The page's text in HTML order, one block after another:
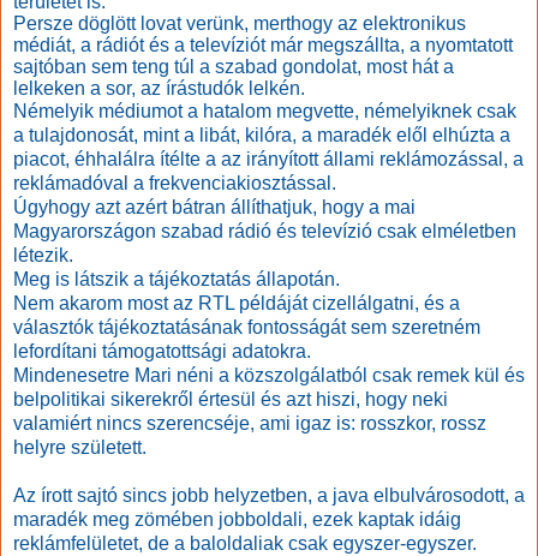
Persze döglött lovat verünk, merthogy az elektronikus
médiát, a rádiót és a televíziót már megszállta, a nyomtatott
sajtóban sem teng túl a szabad gondolat, most hát a
lelkeken a sor, az írástudók lelkén.
Némelyik médiumot a hatalom megvette, némelyiknek csak
a tulajdonosát, mint a libát, kilóra, a maradék elől elhúzta a
piacot, éhhalálra ítélte a az irányított állami reklámozással, a
reklámadóval a frekvenciakiosztással.
Úgyhogy azt azért bátran állíthatjuk, hogy a mai
Magyarországon szabad rádió és televízió csak elméletben
létezik.
Meg is látszik a tájékoztatás állapotán.
Nem akarom most az RTL példáját cizellálgatni, és a
választók tájékoztatásának fontosságát sem szeretném
lefordítani támogatottsági adatokra.
Mindenesetre Mari néni a közszolgálatból csak remek kül és
belpolitikai sikerekről értesül és azt hiszi, hogy neki
valamiért nincs szerencséje, ami igaz is: rosszkor, rossz
helyre született.
Az írott sajtó sincs jobb helyzetben, a java elbulvárosodott, a
maradék meg zömében jobboldali, ezek kaptak idáig
reklámfelületet, de a baloldaliak csak egyszer-egyszer.